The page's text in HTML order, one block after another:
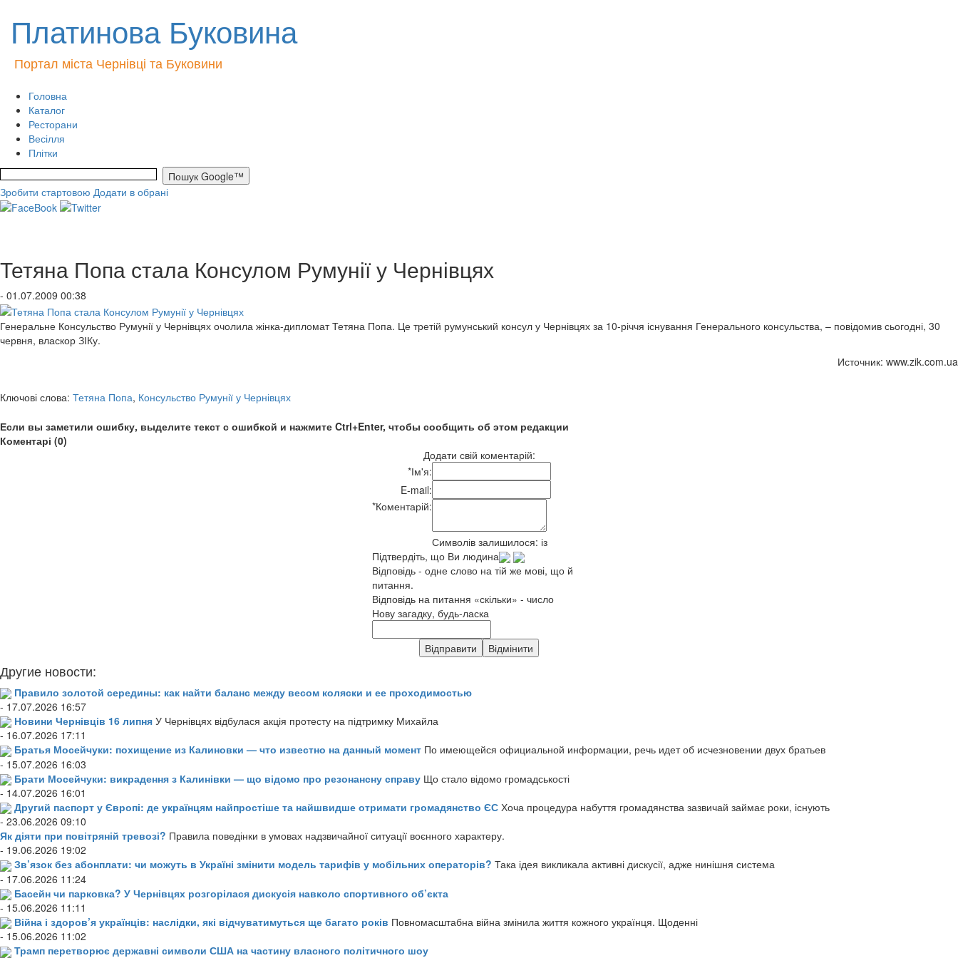
Платинова Буковина
Портал міста Чернівці та Буковини
Головна
Каталог
Ресторани
Весілля
Плітки
Зробити стартовою Додати в обрані
Тетяна Попа стала Консулом Румунії у Чернівцях
- 01.07.2009 00:38
Генеральне Консульство Румунії у Чернівцях очолила жінка-дипломат Тетяна Попа. Це третій румунський консул у Чернівцях за 10-річчя існування Генерального консульства, – повідомив сьогодні, 30
червня, власкор ЗІКу.
Источник: www.zik.com.ua
Ключові слова: Тетяна Попа, Консульство Румунії у Чернівцях
Если вы заметили ошибку, выделите текст с ошибкой и нажмите Ctrl+Enter, чтобы сообщить об этом редакции
Коментарі (0)
Додати свій коментарій:
*Ім'я:
E-mail:
*Коментарій:
Символів залишилося: із
Підтвердіть, що Ви людина
Відповідь - одне слово на тій же мові, що й
питання.
Відповідь на питання «скільки» - число
Нову загадку, будь-ласка
Другие новости:
Правило золотой середины: как найти баланс между весом коляски и ее проходимостью
- 17.07.2026 16:57
Новини Чернівців 16 липня У Чернівцях відбулася акція протесту на підтримку Михайла
- 16.07.2026 17:11
Братья Мосейчуки: похищение из Калиновки — что известно на данный момент По имеющейся официальной информации, речь идет об исчезновении двух братьев
- 15.07.2026 16:03
Брати Мосейчуки: викрадення з Калинівки — що відомо про резонансну справу Що стало відомо громадськості
- 14.07.2026 16:01
Другий паспорт у Європі: де українцям найпростіше та найшвидше отримати громадянство ЄС Хоча процедура набуття громадянства зазвичай займає роки, існують
- 23.06.2026 09:10
Як діяти при повітряній тревозі? Правила поведінки в умовах надзвичайної ситуації воєнного характеру.
- 19.06.2026 19:02
Зв’язок без абонплати: чи можуть в Україні змінити модель тарифів у мобільних операторів? Така ідея викликала активні дискусії, адже нинішня система
- 17.06.2026 11:24
Басейн чи парковка? У Чернівцях розгорілася дискусія навколо спортивного об’єкта
- 15.06.2026 11:11
Війна і здоров’я українців: наслідки, які відчуватимуться ще багато років Повномасштабна війна змінила життя кожного українця. Щоденні
- 15.06.2026 11:02
Трамп перетворює державні символи США на частину власного політичного шоу